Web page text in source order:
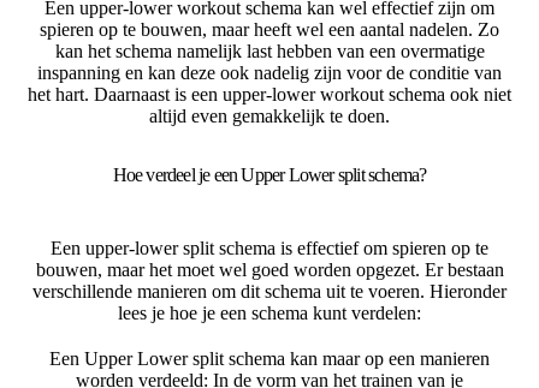
Een upper-lower workout schema kan wel effectief zijn om
spieren op te bouwen, maar heeft wel een aantal nadelen. Zo
kan het schema namelijk last hebben van een overmatige
inspanning en kan deze ook nadelig zijn voor de conditie van
het hart. Daarnaast is een upper-lower workout schema ook niet
altijd even gemakkelijk te doen.
Hoe verdeel je een Upper Lower split schema?
Een upper-lower split schema is effectief om spieren op te
bouwen, maar het moet wel goed worden opgezet. Er bestaan
verschillende manieren om dit schema uit te voeren. Hieronder
lees je hoe je een schema kunt verdelen:
Een Upper Lower split schema kan maar op een manieren
worden verdeeld: In de vorm van het trainen van je